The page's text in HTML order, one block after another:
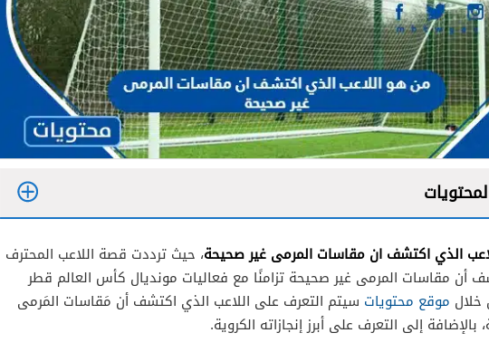
الذي اكتشف ان مقاسات المرمى غير صحيحة، حيث ترددت قصة اللاعب المحترف
أن مقاسات المرمى غير صحيحة تزامنًا مع فعاليات مونديال كأس العالم قطر
موقع محتويات سيتم التعرف على اللاعب الذي اكتشف أن مَقاسات المَرمى
بالإضافة إلى التعرف على أبرز إنجازاته الكروية.